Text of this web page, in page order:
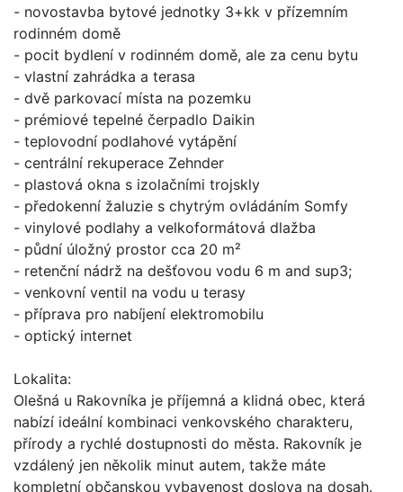
- novostavba bytové jednotky 3+kk v přízemním
rodinném domě
- pocit bydlení v rodinném domě, ale za cenu bytu
- vlastní zahrádka a terasa
- dvě parkovací místa na pozemku
- prémiové tepelné čerpadlo Daikin
- teplovodní podlahové vytápění
- centrální rekuperace Zehnder
- plastová okna s izolačními trojskly
- předokenní žaluzie s chytrým ovládáním Somfy
- vinylové podlahy a velkoformátová dlažba
- půdní úložný prostor cca 20 m²
- retenční nádrž na dešťovou vodu 6 m and sup3;
- venkovní ventil na vodu u terasy
- příprava pro nabíjení elektromobilu
- optický internet
Lokalita:
Olešná u Rakovníka je příjemná a klidná obec, která
nabízí ideální kombinaci venkovského charakteru,
přírody a rychlé dostupnosti do města. Rakovník je
vzdálený jen několik minut autem, takže máte
kompletní občanskou vybavenost doslova na dosah.